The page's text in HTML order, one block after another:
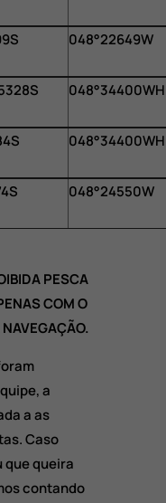
048°22649W
048°34400WH
048°34400WH
048°24550W
PESCA
COM O
a
a as
Caso
que queira
contando